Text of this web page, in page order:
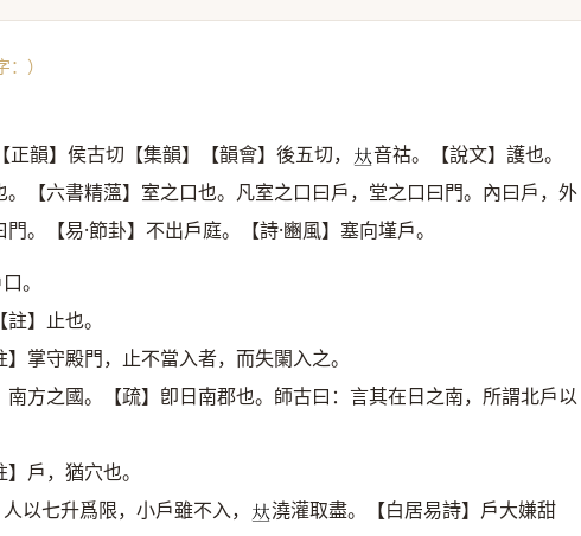
：）
正韻】侯古切【集韻】【韻會】後五切， 𠀤音祜。【說文】護也。
。【六書精薀】室之口也。凡室之口曰戶，堂之口曰門。內曰戶，外
。【易·節卦】不出戶庭。【詩·豳風】塞向墐戶。
。
】止也。
掌守殿門，止不當入者，而失闌入之。
方之國。【疏】卽日南郡也。師古曰：言其在日之南，所謂北戶以
戶，猶穴也。
以七升爲限，小戶雖不入， 𠀤澆灌取盡。【白居易詩】戶大嫌甜